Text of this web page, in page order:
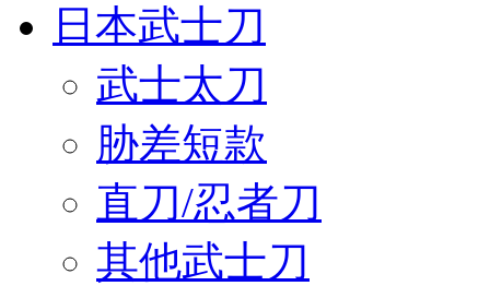
日本武士刀
武士太刀
胁差短款
直刀/忍者刀
其他武士刀